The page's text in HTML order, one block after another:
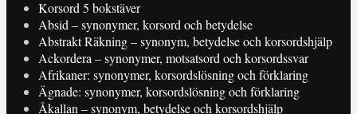
Korsord 5 bokstäver
Absid – synonymer, korsord och betydelse
Abstrakt Räkning – synonym, betydelse och korsordshjälp
Ackordera – synonymer, motsatsord och korsordssvar
Afrikaner: synonymer, korsordslösning och förklaring
Ägnade: synonymer, korsordslösning och förklaring
Åkallan – synonym, betydelse och korsordshjälp